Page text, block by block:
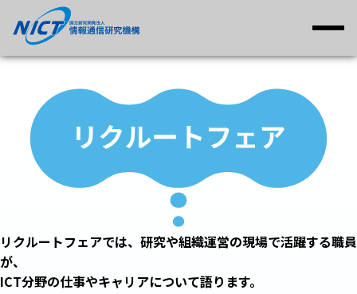
リクルートフェアでは、研究や組織運営の現場で活躍する職員
が、
ICT分野の仕事やキャリアについて語ります。